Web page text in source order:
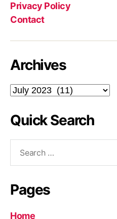
Privacy Policy
Contact
Archives
Archives
Quick Search
Pages
Home